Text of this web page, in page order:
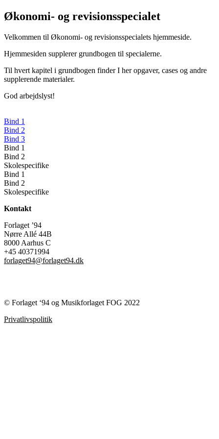
Økonomi- og revisionsspecialet
Velkommen til Økonomi- og revisionsspecialets hjemmeside.
Hjemmesiden supplerer grundbogen til specialerne.
Til hvert kapitel i grundbogen finder I her opgaver, cases og andre
supplerende materialer.
God arbejdslyst!
Bind 1
Bind 2
Bind 3
Bind 1
Bind 2
Skolespecifike
Bind 1
Bind 2
Skolespecifike
Kontakt
Forlaget ’94
Nørre Allé 44B
8000 Aarhus C
+45 40371994
forlaget94@forlaget94.dk
© Forlaget ‘94 og Musikforlaget FOG 2022
Privatlivspolitik